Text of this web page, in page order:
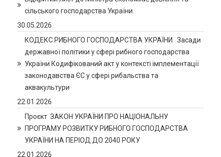
сільського господарства України
30.05.2026
КОДЕКС РИБНОГО ГОСПОДАРСТВА УКРАЇНИ Засади
державної політики у сфері рибного господарства
України Кодифікований акт у контексті імплементації
законодавства ЄС у сфері рибальства та
аквакультури
22.01.2026
Проєкт ЗАКОН УКРАЇНИ ПРО НАЦІОНАЛЬНУ
ПРОГРАМУ РОЗВИТКУ РИБНОГО ГОСПОДАРСТВА
УКРАЇНИ НА ПЕРІОД ДО 2040 РОКУ
22.01.2026